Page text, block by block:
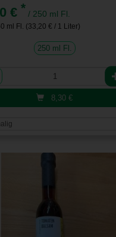
€* / 250 ml Fl.
ml Fl. (33,20 € / 1 Liter)
250 ml Fl.
8,30€